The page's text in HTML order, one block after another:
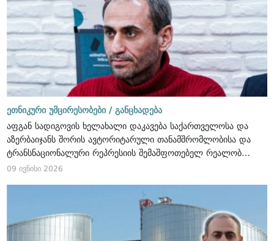
ეთნიკური უმცირესობები / განცხადება
აფგან სადიგოვის ხელახალი დაკავება საქართველოსა და
აზერბაიჯანს შორის ავტორიტარული თანამშრომლობისა და
ტრანსნაციონალური რეპრესიის შემაშფოთებელ რეალობას
აჩვენებს
09 ივნისი 2026